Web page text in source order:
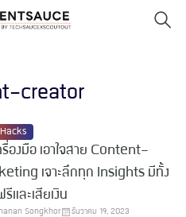
creator
รื่องมือ เอาใจสาย Content-
ลึกทุก Insights มีทั้ง
และเสียเงิน
Songkhor ธันวาคม 19, 2023